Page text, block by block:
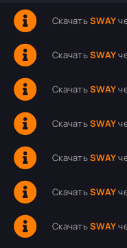
СкачатьSWAY
СкачатьSWAY
СкачатьSWAY
СкачатьSWAY
СкачатьSWAY
СкачатьSWAY
СкачатьSWAY